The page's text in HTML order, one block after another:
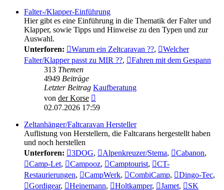
Falter-/Klapper-Einführung
Hier gibt es eine Einführung in die Thematik der Falter und
Klapper, sowie Tipps und Hinweise zu den Typen und zur
Auswahl.
Unterforen:
Warum ein Zeltcaravan ??,
Welcher
Falter/Klapper passt zu MIR ??,
Fahren mit dem Gespann
313 Themen
4949 Beiträge
Letzter Beitrag Kaufberatung
von der Korse
Beitrag
02.07.2026 17:59
Zeltanhänger/Faltcaravan Hersteller
Auflistung von Herstellern, die Faltcarans hergestellt haben
und noch herstellen
Unterforen:
3DOG, Alpenkreuzer/Stema, Cabanon,
Camp-Let, Campooz, Camptourist,
CT-
Restaurierungen, CampWerk, CombiCamp, Dingo-Tec,
Gordigear, Heinemann, Holtkamper, Jamet,
SK